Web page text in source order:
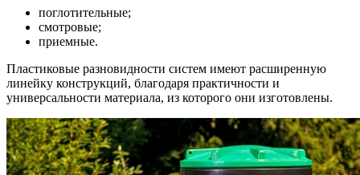
поглотительные;
смотровые;
приемные.
Пластиковые разновидности систем имеют расширенную
линейку конструкций, благодаря практичности и
универсальности материала, из которого они изготовлены.